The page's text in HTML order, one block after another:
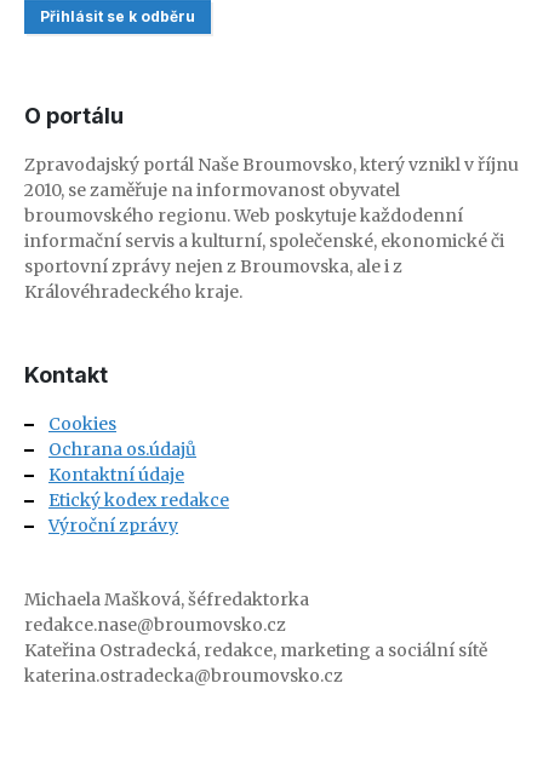
Přihlásit se k odběru
O portálu
Zpravodajský portál Naše Broumovsko, který vznikl v říjnu
2010, se zaměřuje na informovanost obyvatel
broumovského regionu. Web poskytuje každodenní
informační servis a kulturní, společenské, ekonomické či
sportovní zprávy nejen z Broumovska, ale i z
Královéhradeckého kraje.
Kontakt
Cookies
Ochrana os.údajů
Kontaktní údaje
Etický kodex redakce
Výroční zprávy
Michaela Mašková, šéfredaktorka
redakce.nase@broumovsko.cz
Kateřina Ostradecká, redakce, marketing a sociální sítě
katerina.ostradecka@broumovsko.cz